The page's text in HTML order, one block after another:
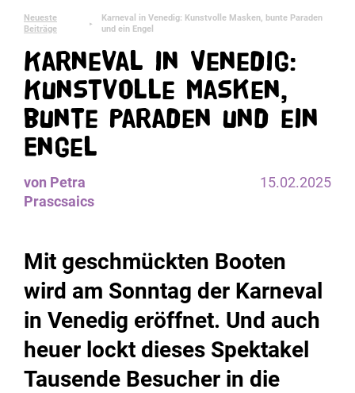
Neueste
Beiträge
►
Karneval in Venedig: Kunstvolle Masken, bunte Paraden
und ein Engel
Karneval in Venedig:
Kunstvolle Masken,
bunte Paraden und ein
Engel
von Petra
Prascsaics
15.02.2025
Mit geschmückten Booten
wird am Sonntag der Karneval
in Venedig eröffnet. Und auch
heuer lockt dieses Spektakel
Tausende Besucher in die